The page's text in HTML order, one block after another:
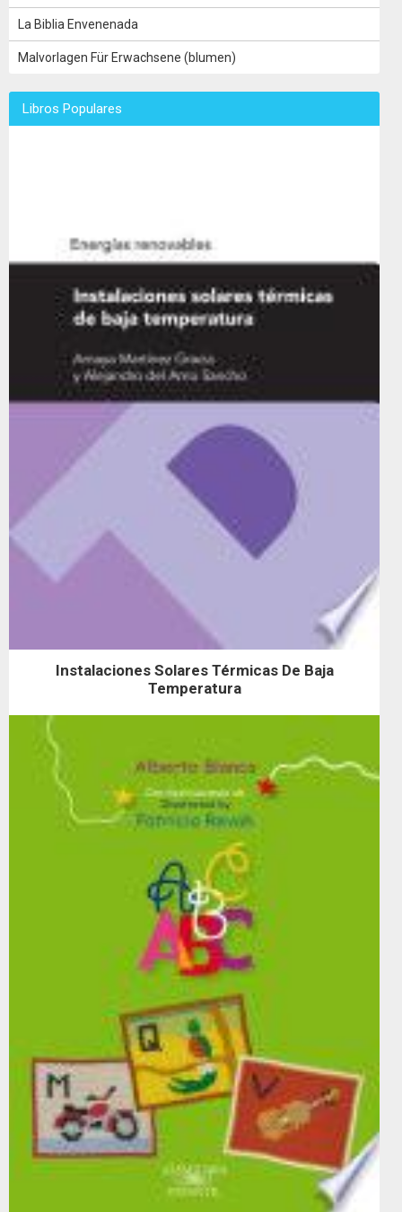
La Biblia Envenenada
Malvorlagen Für Erwachsene (blumen)
Libros Populares
Instalaciones Solares Térmicas De Baja
Temperatura